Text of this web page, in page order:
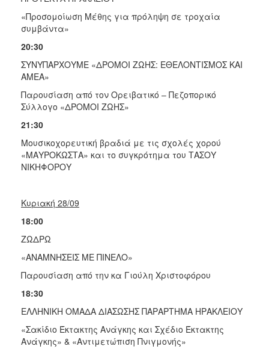
«Προσομοίωση Μέθης για πρόληψη σε τροχαία
συμβάντα»
20:30
ΣΥΝΥΠΑΡΧΟΥΜΕ «ΔΡΟΜΟΙ ΖΩΗΣ: ΕΘΕΛΟΝΤΙΣΜΟΣ ΚΑΙ
ΑΜΕΑ»
Παρουσίαση από τον Ορειβατικό – Πεζοπορικό
Σύλλογο «ΔΡΟΜΟΙ ΖΩΗΣ»
21:30
Μουσικοχορευτική βραδιά με τις σχολές χορού
«ΜΑΥΡΟΚΩΣΤΑ» και το συγκρότημα του ΤΑΣΟΥ
ΝΙΚΗΦΟΡΟΥ
Κυριακή 28/09
18:00
ΖΩΔΡΩ
«ΑΝΑΜΝΗΣΕΙΣ ΜΕ ΠΙΝΕΛΟ»
Παρουσίαση από την κα Γιούλη Χριστοφόρου
18:30
ΕΛΛΗΝΙΚΗ ΟΜΑΔΑ ΔΙΑΣΩΣΗΣ ΠΑΡΑΡΤΗΜΑ ΗΡΑΚΛΕΙΟΥ
«Σακίδιο Έκτακτης Ανάγκης και Σχέδιο Έκτακτης
Ανάγκης» & «Αντιμετώπιση Πνιγμονής»